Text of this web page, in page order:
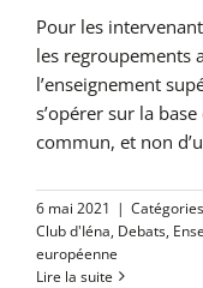
Pour les
les regroupements
l’enseignement
s’opérer sur la
commun, et non
6 mai 2021 |
Club d'Iéna, Debats,
européenne
Lire la suite